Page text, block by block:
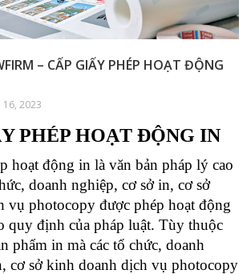
– CẤP GIẤY PHÉP HOẠT ĐỘNG
16, 2023
PHÉP HOẠT ĐỘNG IN
động in là văn bản pháp lý cao
doanh nghiệp, cơ sở in, cơ sở
vụ photocopy được phép hoạt động
quy định của pháp luật. Tùy thuộc
phẩm in mà các tổ chức, doanh
cơ sở kinh doanh dịch vụ photocopy